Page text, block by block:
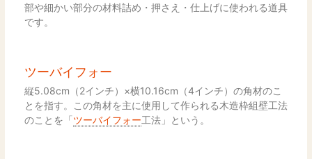
部や細かい部分の材料詰め・押さえ・仕上げに使われる道具
です。
ツーバイフォー
縦5.08cm（2インチ）×横10.16cm（4インチ）の角材のこ
とを指す。この角材を主に使用して作られる木造枠組壁工法
のことを「ツーバイフォー工法」という。